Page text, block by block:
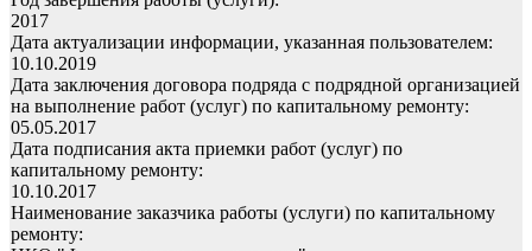
2017
Дата актуализации информации, указанная пользователем:
10.10.2019
Дата заключения договора подряда с подрядной организацией
на выполнение работ (услуг) по капитальному ремонту:
05.05.2017
Дата подписания акта приемки работ (услуг) по
капитальному ремонту:
10.10.2017
Наименование заказчика работы (услуги) по капитальному
ремонту: